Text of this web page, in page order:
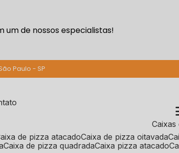
de nossos especialistas!
Paulo - SP
caixa de pizza atacado caixa de pizza oitavada
caixa de pizza quadrada caixa pizza atacado